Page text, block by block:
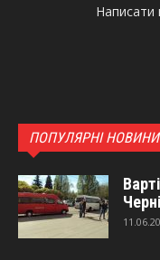
Написати
ПОПУЛЯРНІ НОВИНИ